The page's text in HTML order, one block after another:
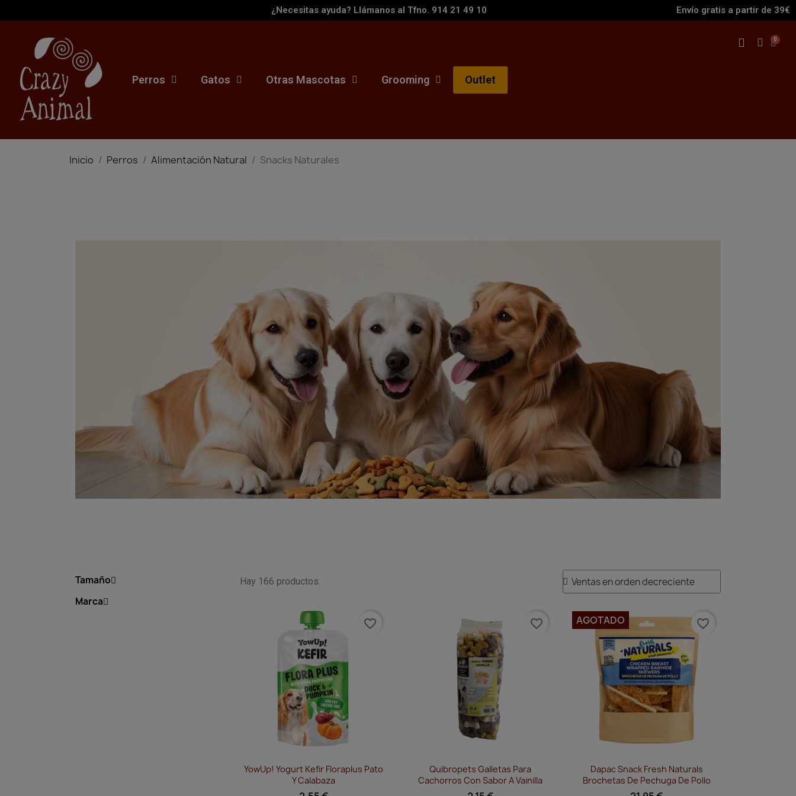
¿Necesitas ayuda? Llámanos al Tfno. 914 21 49 10 Envío gratis a partir de 39€
Perros Gatos Otras Mascotas Grooming Outlet
Inicio Perros Alimentación Natural Snacks Naturales
Tamaño
Marca
Hay 166 productos.
Vista rápida
YowUp! Yogurt Kefir Floraplus Pato
Y Calabaza
favorite_border
Vista rápida
Quibropets Galletas Para
Cachorros Con Sabor A Vainilla
favorite_border
Vista rápida
Dapac Snack Fresh Naturals
Brochetas De Pechuga De Pollo
AGOTADO favorite_border